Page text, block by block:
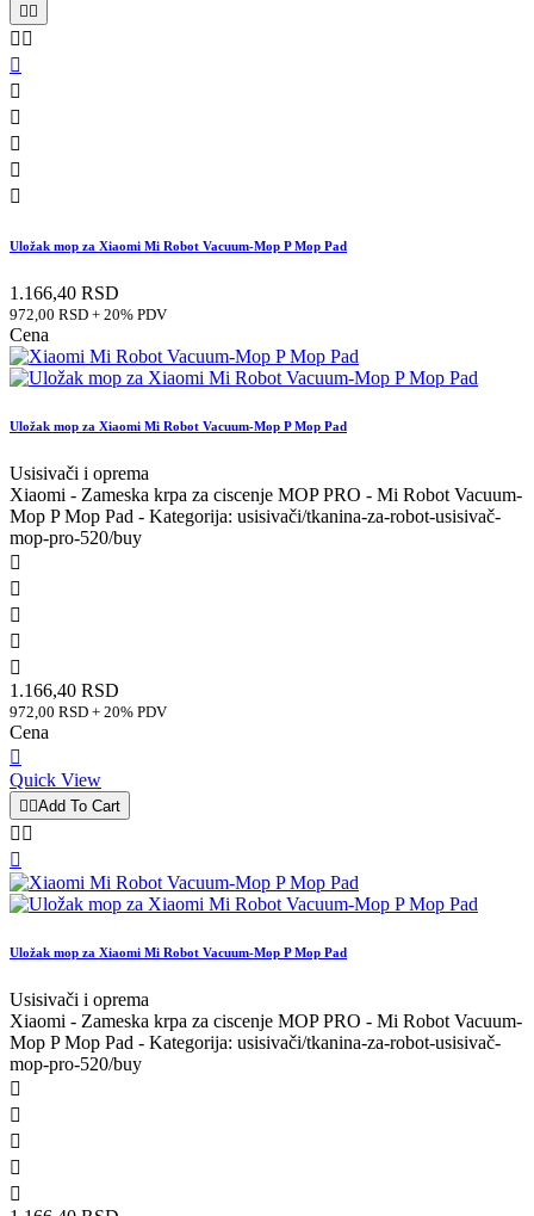
 
 






Uložak mop za Xiaomi Mi Robot Vacuum-Mop P Mop Pad
1.166,40 RSD
972,00 RSD + 20% PDV
Cena
Uložak mop za Xiaomi Mi Robot Vacuum-Mop P Mop Pad
Usisivači i oprema
Xiaomi - Zameska krpa za ciscenje MOP PRO - Mi Robot Vacuum-
Mop P Mop Pad - Kategorija: usisivači/tkanina-za-robot-usisivač-
mop-pro-520/buy





1.166,40 RSD
972,00 RSD + 20% PDV
Cena

Quick View
Add To Cart
 

Uložak mop za Xiaomi Mi Robot Vacuum-Mop P Mop Pad
Usisivači i oprema
Xiaomi - Zameska krpa za ciscenje MOP PRO - Mi Robot Vacuum-
Mop P Mop Pad - Kategorija: usisivači/tkanina-za-robot-usisivač-
mop-pro-520/buy




